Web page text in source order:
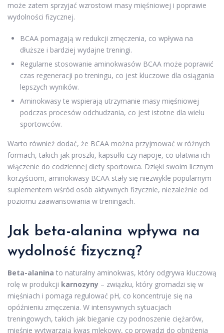
może zatem sprzyjać wzrostowi masy mięśniowej i poprawie
wydolności fizycznej.
BCAA pomagają w redukcji zmęczenia, co wpływa na
dłuższe i bardziej wydajne treningi.
Regularne stosowanie aminokwasów BCAA może poprawić
czas regeneracji po treningu, co jest kluczowe dla osiągania
lepszych wyników.
Aminokwasy te wspierają utrzymanie masy mięśniowej
podczas procesów odchudzania, co jest istotne dla wielu
sportowców.
Warto również dodać, że BCAA można przyjmować w różnych
formach, takich jak proszki, kapsułki czy napoje, co ułatwia ich
włączenie do codziennej diety sportowca. Dzięki swoim licznym
korzyściom, aminokwasy BCAA stały się niezwykle popularnym
suplementem wśród osób aktywnych fizycznie, niezależnie od
poziomu zaawansowania w treningach.
Jak beta-alanina wpływa na
wydolność fizyczną?
Beta-alanina to naturalny aminokwas, który odgrywa kluczową
rolę w produkcji karnozyny – związku, który gromadzi się w
mięśniach i pomaga regulować pH, co koncentruje się na
opóźnieniu zmęczenia. W intensywnych sytuacjach
treningowych, takich jak bieganie czy podnoszenie ciężarów,
mięśnie wytwarzają kwas mlekowy, co prowadzi do obniżenia